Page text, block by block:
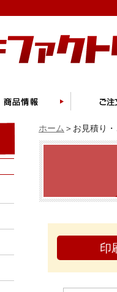
ホーム ＞お見積り
印